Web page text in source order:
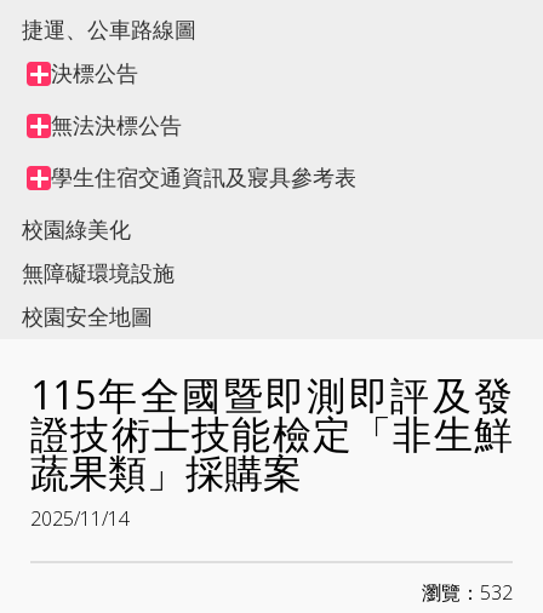
node
view,
捷運、公車路線圖
Collapse
node
決標公告
Collapse
node
無法決標公告
Collapse
node
學生住宿交通資訊及寢具參考表
校園綠美化
無障礙環境設施
校園安全地圖
115年全國暨即測即評及發
證技術士技能檢定「非生鮮
蔬果類」採購案
2025/11/14
瀏覽：532